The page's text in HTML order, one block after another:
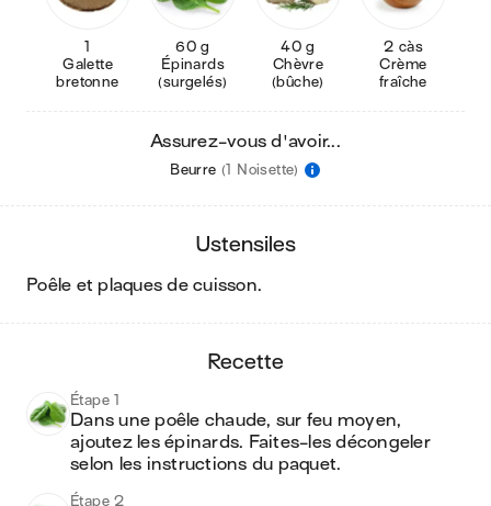
1
Galette
bretonne
60 g
Épinards
(surgelés)
40 g
Chèvre
(bûche)
2 càs
Crème
fraîche
Assurez-vous d'avoir...
Beurre (1 Noisette)
ustensiles
poêle et plaques de cuisson.
recette
Étape 1
Dans une poêle chaude, sur feu moyen,
ajoutez les épinards. Faites-les décongeler
selon les instructions du paquet.
Étape 2